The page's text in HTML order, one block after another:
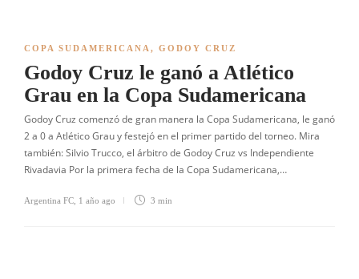
COPA SUDAMERICANA , GODOY CRUZ
Godoy Cruz le ganó a Atlético
Grau en la Copa Sudamericana
Godoy Cruz comenzó de gran manera la Copa Sudamericana, le ganó
2 a 0 a Atlético Grau y festejó en el primer partido del torneo. Mira
también: Silvio Trucco, el árbitro de Godoy Cruz vs Independiente
Rivadavia Por la primera fecha de la Copa Sudamericana,…
Argentina FC 1 año ago 3 min